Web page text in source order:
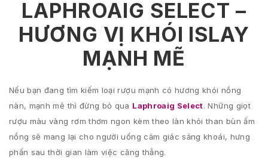
LAPHROAIG SELECT –
HƯƠNG VỊ KHÓI ISLAY
MẠNH MẼ
Nếu bạn đang tìm kiếm loại rượu mạnh có hương khói nồng
nàn, mạnh mẽ thì đừng bỏ qua Laphroaig Select. Những giọt
rượu màu vàng rơm thơm ngon kèm theo làn khói than bùn ấm
nồng sẽ mang lại cho người uống cảm giác sảng khoái, hưng
phấn sau thời gian làm việc căng thẳng.